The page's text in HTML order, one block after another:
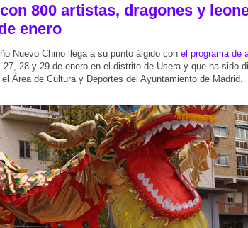
800 artistas, dragones y
enero
Nuevo Chino llega a su punto álgido con el programa de
28 y 29 de enero en el distrito de Usera y que ha sido
Área de Cultura y Deportes del Ayuntamiento de Madrid.